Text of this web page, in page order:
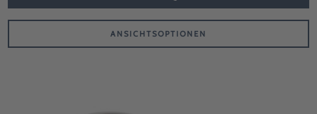
ANSICHTSOPTIONEN